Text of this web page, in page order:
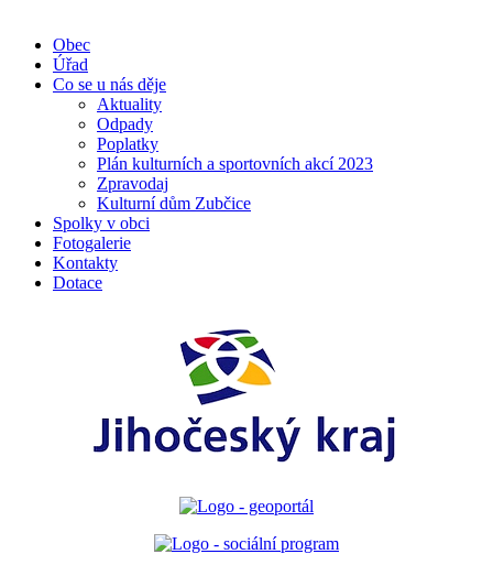
Obec
Úřad
Co se u nás děje
Aktuality
Odpady
Poplatky
Plán kulturních a sportovních akcí 2023
Zpravodaj
Kulturní dům Zubčice
Spolky v obci
Fotogalerie
Kontakty
Dotace